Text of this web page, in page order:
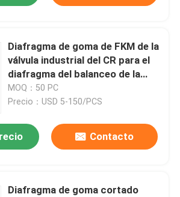
Diafragma de goma de FKM de la
válvula industrial del CR para el
diafragma del balanceo de la
válvula de regulación
MOQ：50 PC
Precio：USD 5-150/PCS
Contacto
Diafragma de goma cortado